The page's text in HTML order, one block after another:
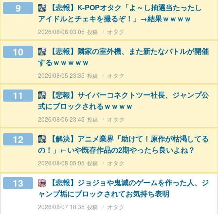
9
【悲報】K-POPオタク「よ～し抽選当たったし
アイドルとチェキを撮るぞ！」→結果ｗｗｗｗ
2026/08/08 03:05 オタク
10
【悲報】隣家の室外機、また新たなバトルが開催
するｗｗｗｗｗ
2026/08/05 23:35 オタク
11
【悲報】サイバーコネクトツー社長、ジャンプ公
式にブロックされるｗｗｗｗ
2026/08/06 23:45 オタク
12
【解決】アニメ業界「助けて！原作が枯渇してる
の！」←いや既存作品の2期やったら良いよね？
2026/08/08 05:05 オタク
13
【悲報】ジョジョや鬼滅のゲームを作った人、ジ
ャンプ垢にブロックされてお気持ち表明
2026/08/07 18:35 オタク